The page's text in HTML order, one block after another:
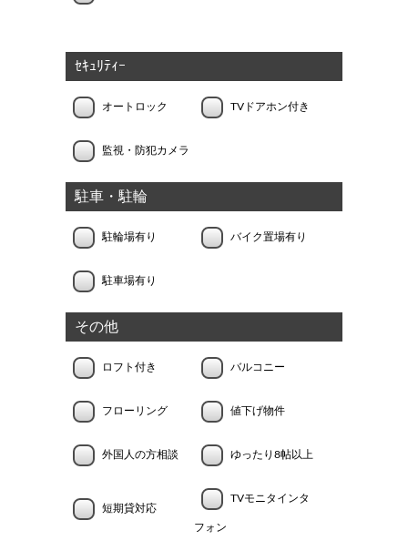
ｾｷｭﾘﾃｨｰ
オートロック TVドアホン付き
監視・防犯カメラ
駐車・駐輪
駐輪場有り バイク置場有り
駐車場有り
その他
ロフト付き バルコニー
フローリング 値下げ物件
外国人の方相談 ゆったり8帖以上
短期貸対応
TVモニタインタ
フォン